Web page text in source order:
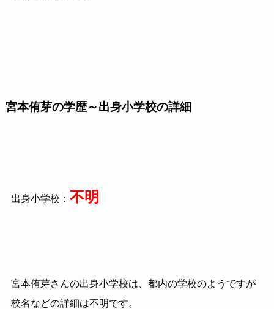
宮本侑芽の学歴～出身小学校の詳細
出身小学校： 不明
宮本侑芽さんの出身小学校は、都内の学校のようですが
校名などの詳細は不明です。